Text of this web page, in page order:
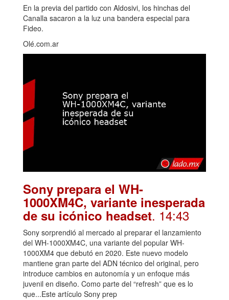
En la previa del partido con Aldosivi, los hinchas del
Canalla sacaron a la luz una bandera especial para
Fideo.
Olé.com.ar
Sony prepara el WH-
1000XM4C, variante inesperada
de su icónico headset. 14:43
Sony sorprendió al mercado al preparar el lanzamiento
del WH-1000XM4C, una variante del popular WH-
1000XM4 que debutó en 2020. Este nuevo modelo
mantiene gran parte del ADN técnico del original, pero
introduce cambios en autonomía y un enfoque más
juvenil en diseño. Como parte del “refresh” que es lo
que...Este artículo Sony prep